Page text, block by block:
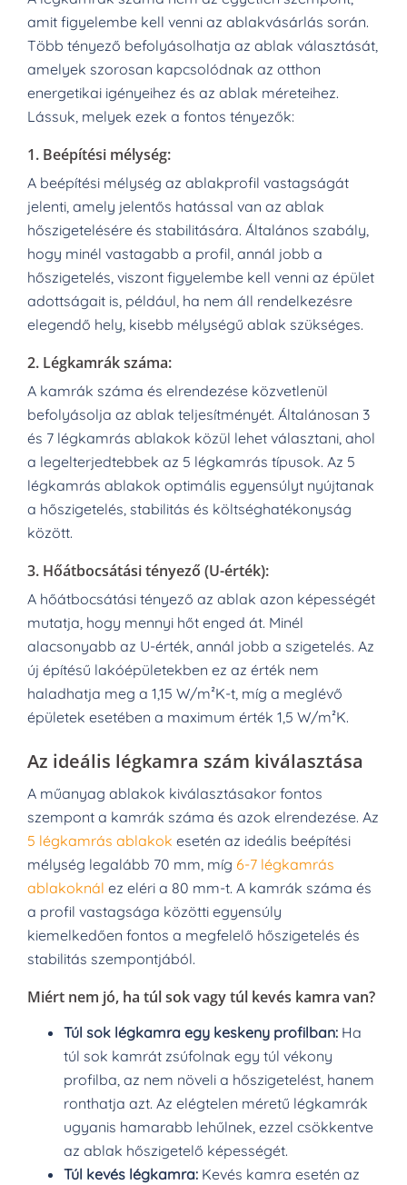
amit figyelembe kell venni az ablakvásárlás során.
Több tényező befolyásolhatja az ablak választását,
amelyek szorosan kapcsolódnak az otthon
energetikai igényeihez és az ablak méreteihez.
Lássuk, melyek ezek a fontos tényezők:
1. Beépítési mélység:
A beépítési mélység az ablakprofil vastagságát
jelenti, amely jelentős hatással van az ablak
hőszigetelésére és stabilitására. Általános szabály,
hogy minél vastagabb a profil, annál jobb a
hőszigetelés, viszont figyelembe kell venni az épület
adottságait is, például, ha nem áll rendelkezésre
elegendő hely, kisebb mélységű ablak szükséges.
2. Légkamrák száma:
A kamrák száma és elrendezése közvetlenül
befolyásolja az ablak teljesítményét. Általánosan 3
és 7 légkamrás ablakok közül lehet választani, ahol
a legelterjedtebbek az 5 légkamrás típusok. Az 5
légkamrás ablakok optimális egyensúlyt nyújtanak
a hőszigetelés, stabilitás és költséghatékonyság
között.
3. Hőátbocsátási tényező (U-érték):
A hőátbocsátási tényező az ablak azon képességét
mutatja, hogy mennyi hőt enged át. Minél
alacsonyabb az U-érték, annál jobb a szigetelés. Az
új építésű lakóépületekben ez az érték nem
haladhatja meg a 1,15 W/m²K-t, míg a meglévő
épületek esetében a maximum érték 1,5 W/m²K.
Az ideális légkamra szám kiválasztása
A műanyag ablakok kiválasztásakor fontos
szempont a kamrák száma és azok elrendezése. Az
5 légkamrás ablakok esetén az ideális beépítési
mélység legalább 70 mm, míg 6-7 légkamrás
ablakoknál ez eléri a 80 mm-t. A kamrák száma és
a profil vastagsága közötti egyensúly
kiemelkedően fontos a megfelelő hőszigetelés és
stabilitás szempontjából.
Miért nem jó, ha túl sok vagy túl kevés kamra van?
Túl sok légkamra egy keskeny profilban: Ha
túl sok kamrát zsúfolnak egy túl vékony
profilba, az nem növeli a hőszigetelést, hanem
ronthatja azt. Az elégtelen méretű légkamrák
ugyanis hamarabb lehűlnek, ezzel csökkentve
az ablak hőszigetelő képességét.
Túl kevés légkamra: Kevés kamra esetén az